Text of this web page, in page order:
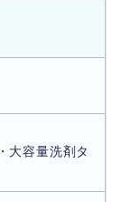
大容量洗剤タ